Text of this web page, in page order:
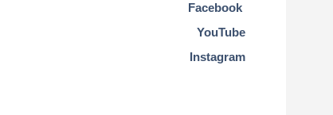
Facebook
YouTube
Instagram